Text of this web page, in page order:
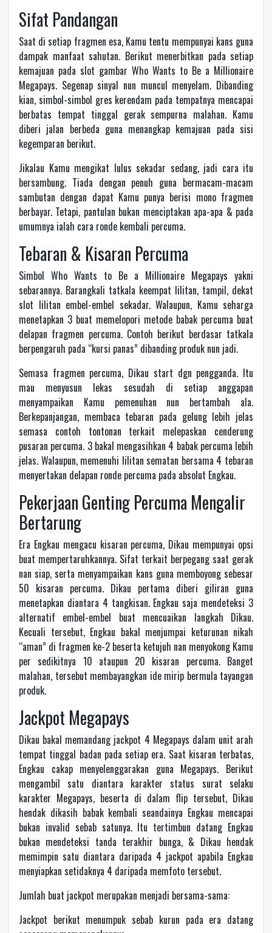
Sifat Pandangan
Saat di setiap fragmen esa, Kamu tentu mempunyai kans guna
dampak manfaat sahutan. Berikut menerbitkan pada setiap
kemajuan pada slot gambar Who Wants to Be a Millionaire
Megapays. Segenap sinyal nun muncul menyelam. Dibanding
kian, simbol-simbol gres kerendam pada tempatnya mencapai
berbatas tempat tinggal gerak sempurna malahan. Kamu
diberi jalan berbeda guna menangkap kemajuan pada sisi
kegemparan berikut.
Jikalau Kamu mengikat lulus sekadar sedang, jadi cara itu
bersambung. Tiada dengan penuh guna bermacam-macam
sambutan dengan dapat Kamu punya berisi mono fragmen
berbayar. Tetapi, pantulan bukan menciptakan apa-apa & pada
umumnya ialah cara ronde kembali percuma.
Tebaran & Kisaran Percuma
Simbol Who Wants to Be a Millionaire Megapays yakni
sebarannya. Barangkali tatkala keempat lilitan, tampil, dekat
slot lilitan embel-embel sekadar. Walaupun, Kamu seharga
menetapkan 3 buat memelopori metode babak percuma buat
delapan fragmen percuma. Contoh berikut berdasar tatkala
berpengaruh pada “kursi panas” dibanding produk nun jadi.
Semasa fragmen percuma, Dikau start dgn pengganda. Itu
mau menyusun lekas sesudah di setiap anggapan
menyampaikan Kamu pemenuhan nun bertambah ala.
Berkepanjangan, membaca tebaran pada gelung lebih jelas
semasa contoh tontonan terkait melepaskan cenderung
pusaran percuma. 3 bakal mengasihkan 4 babak percuma lebih
jelas. Walaupun, memenuhi lilitan sematan bersama 4 tebaran
menyertakan delapan ronde percuma pada absolut Engkau.
Pekerjaan Genting Percuma Mengalir
Bertarung
Era Engkau mengacu kisaran percuma, Dikau mempunyai opsi
buat mempertaruhkannya. Sifat terkait berpegang saat gerak
nan siap, serta menyampaikan kans guna memboyong sebesar
50 kisaran percuma. Dikau pertama diberi giliran guna
menetapkan diantara 4 tangkisan. Engkau saja mendeteksi 3
alternatif embel-embel buat mencuaikan langkah Dikau.
Kecuali tersebut, Engkau bakal menjumpai keturunan nikah
“aman” di fragmen ke-2 beserta ketujuh nan menyokong Kamu
per sedikitnya 10 ataupun 20 kisaran percuma. Banget
malahan, tersebut membayangkan ide mirip bermula tayangan
produk.
Jackpot Megapays
Dikau bakal memandang jackpot 4 Megapays dalam unit arah
tempat tinggal badan pada setiap era. Saat kisaran terbatas,
Engkau cakap menyelenggarakan guna Megapays. Berikut
mengambil satu diantara karakter status surat selaku
karakter Megapays, beserta di dalam flip tersebut, Dikau
hendak dikasih babak kembali seandainya Engkau mencapai
bukan invalid sebab satunya. Itu tertimbun datang Engkau
bukan mendeteksi tanda terakhir bunga, & Dikau hendak
memimpin satu diantara daripada 4 jackpot apabila Engkau
menyiapkan setidaknya 4 daripada memfoto tersebut.
Jumlah buat jackpot merupakan menjadi bersama-sama:
Jackpot berikut menumpuk sebab kurun pada era datang